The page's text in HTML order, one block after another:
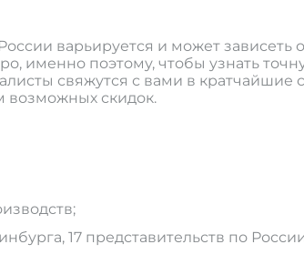
варьируется и может зависеть
именно поэтому, чтобы узнать
свяжутся с вами в кратчайшие
возможных скидок.
17 представительств по